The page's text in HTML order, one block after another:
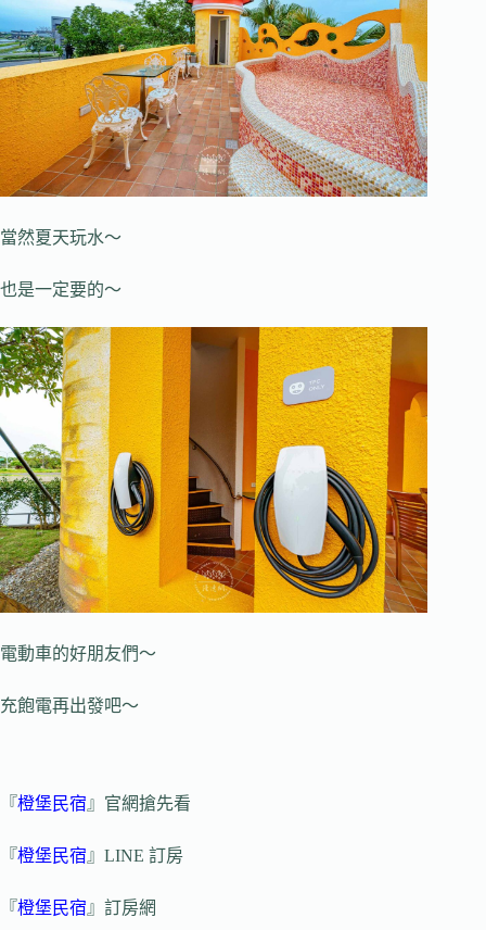
當然夏天玩水～
也是一定要的～
電動車的好朋友們～
充飽電再出發吧～
『橙堡民宿 』官網搶先看
『橙堡民宿 』LINE 訂房
『橙堡民宿 』訂房網